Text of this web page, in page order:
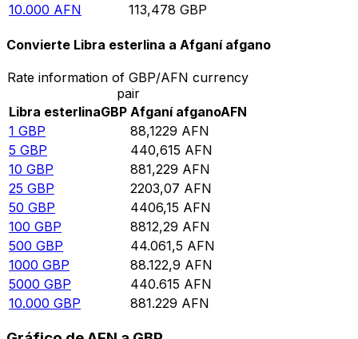
10.000 AFN 113,478 GBP
Convierte Libra esterlina a Afganí afgano
Rate information of GBP/AFN currency
pair
Libra esterlinaGBP Afganí afganoAFN
1 GBP 88,1229 AFN
5 GBP 440,615 AFN
10 GBP 881,229 AFN
25 GBP 2203,07 AFN
50 GBP 4406,15 AFN
100 GBP 8812,29 AFN
500 GBP 44.061,5 AFN
1000 GBP 88.122,9 AFN
5000 GBP 440.615 AFN
10.000 GBP 881.229 AFN